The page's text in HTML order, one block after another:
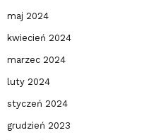
maj 2024
kwiecień 2024
marzec 2024
luty 2024
styczeń 2024
grudzień 2023